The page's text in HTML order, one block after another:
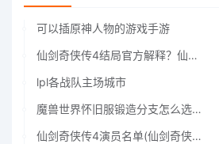
可以插原神人物的游戏手游
仙剑奇侠传4结局官方解释？仙剑四结局深度解析
lpl各战队主场城市
魔兽世界怀旧服锻造分支怎么选择60年代分支选择推荐
仙剑奇侠传4演员名单(仙剑奇侠传4四大主角)